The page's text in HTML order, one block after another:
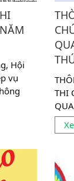
Hội
vụ
THI